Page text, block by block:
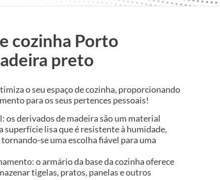
cozinha Porto
preto
o seu espaço de cozinha, proporcionando
para os seus pertences pessoais!
os derivados de madeira são um material
superfície lisa que é resistente à humidade,
se uma escolha fiável para uma
o armário da base da cozinha oferece
tigelas, pratos, panelas e outros